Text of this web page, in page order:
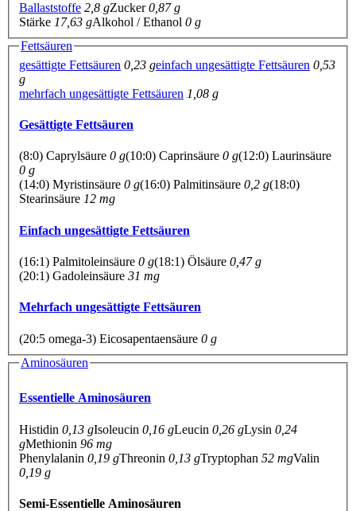
Ballaststoffe 2,8 gZucker0,87 g
Stärke 17,63 gAlkohol / Ethanol 0 g
Fettsäuren
gesättigte Fettsäuren 0,23 geinfach ungesättigte Fettsäuren 0,53
g
mehrfach ungesättigte Fettsäuren 1,08 g
Gesättigte Fettsäuren
(8:0) Caprylsäure 0 g(10:0) Caprinsäure 0 g(12:0) Laurinsäure
0 g
(14:0) Myristinsäure 0 g(16:0) Palmitinsäure 0,2 g(18:0)
Stearinsäure 12 mg
Einfach ungesättigte Fettsäuren
(16:1) Palmitoleinsäure 0 g(18:1) Ölsäure 0,47 g
(20:1) Gadoleinsäure 31 mg
Mehrfach ungesättigte Fettsäuren
(20:5 omega-3) Eicosapentaensäure 0 g
Aminosäuren
Essentielle Aminosäuren
Histidin 0,13 gIsoleucin 0,16 gLeucin 0,26 gLysin 0,24
gMethionin 96 mg
Phenylalanin 0,19 gThreonin 0,13 gTryptophan 52 mgValin
0,19 g
Semi-Essentielle Aminosäuren